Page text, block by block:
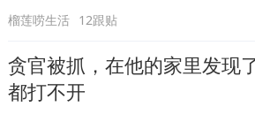
榴莲唠生活 12跟贴
贪官被抓，在他的家里发现
都打不开